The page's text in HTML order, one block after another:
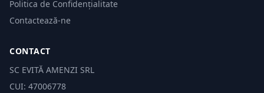
Politica de Confidențialitate
Contactează-ne
CONTACT
SC EVITĂ AMENZI SRL
CUI: 47006778